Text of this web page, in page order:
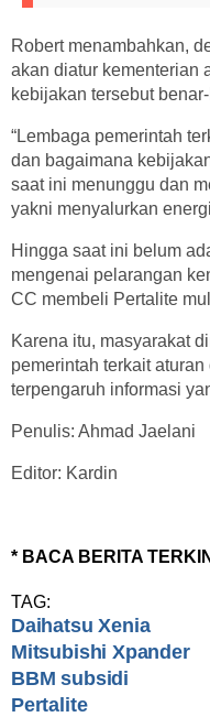
Robert menambahkan,
akan diatur kementerian
kebijakan tersebut
“Lembaga pemerintah
dan bagaimana
saat ini menunggu dan
yakni menyalurkan
Hingga saat ini belum
mengenai pelarangan
CC membeli Pertalite
Karena itu, masyarakat
pemerintah terkait
terpengaruh informasi
Penulis: Ahmad Jaelani
Editor: Kardin
* BACA BERITA
TAG:
Daihatsu Xenia
Mitsubishi Xpander
BBM subsidi
Pertalite